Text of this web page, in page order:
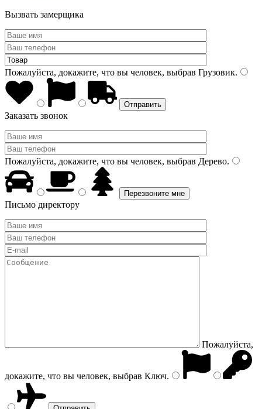
Вызвать замерщика
Пожалуйста, докажите, что вы человек, выбрав Грузовик.
Заказать звонок
Пожалуйста, докажите, что вы человек, выбрав Дерево.
Письмо директору
Пожалуйста,
докажите, что вы человек, выбрав Ключ.